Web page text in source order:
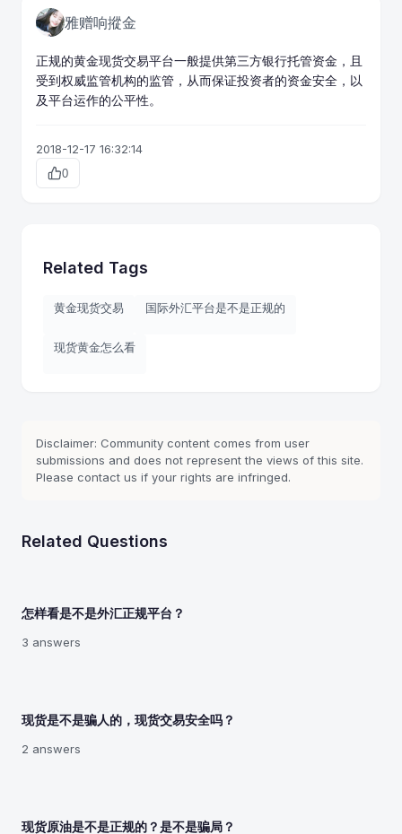
雅赠响摐金
正规的黄金现货交易平台一般提供第三方银行托管资金，且
受到权威监管机构的监管，从而保证投资者的资金安全，以
及平台运作的公平性。
2018-12-17 16:32:14
0
Related Tags
黄金现货交易 国际外汇平台是不是正规的
现货黄金怎么看
Disclaimer: Community content comes from user
submissions and does not represent the views of this site.
Please contact us if your rights are infringed.
Related Questions
怎样看是不是外汇正规平台？
3 answers
现货是不是骗人的，现货交易安全吗？
2 answers
现货原油是不是正规的？是不是骗局？